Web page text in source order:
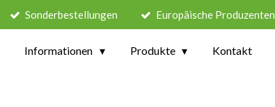
Sonderbestellungen Europäische Produzenten
Informationen Produkte Kontakt